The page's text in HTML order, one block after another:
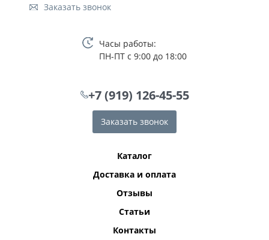
Заказать звонок
Часы работы:
ПН-ПТ с 9:00 до 18:00
+7 (919) 126-45-55
Заказать звонок
Каталог
Доставка и оплата
Отзывы
Статьи
Контакты